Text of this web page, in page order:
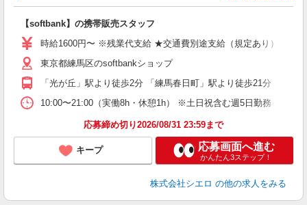
【softbank】の携帯販売スタッフ
時給1600円〜 ※残業代支給 ★交通費別途支給（規定あり） ゜+
東京都練馬区のsoftbankショップ
「光が丘」駅より徒歩2分 「練馬春日町」駅より徒歩21分
10:00〜21:00（実働8h・休憩1h） ※土日祝含む週5日勤務
応募締め切り2026/08/31 23:59まで
キープ 応募画面へ進む
かんたん3ステップ！
株式会社シエロ の他の求人をみる